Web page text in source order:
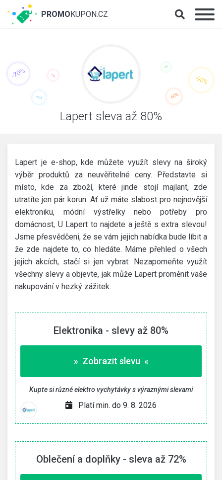
Lapert sleva až 80%
Lapert je e-shop, kde můžete využít slevy na široký
výběr produktů za neuvěřitelné ceny. Představte si
místo, kde za zboží, které jinde stojí majlant, zde
utratíte jen pár korun. Ať už máte slabost pro nejnovější
elektroniku, módní výstřelky nebo potřeby pro
domácnost, U Lapert to najdete a ještě s extra slevou!
Jsme přesvědčeni, že se vám jejich nabídka bude líbit a
že zde najdete to, co hledáte. Máme přehled o všech
jejich akcích, stačí si jen vybrat. Nezapomeňte využít
všechny slevy a objevte, jak může Lapert proměnit vaše
nakupování v hezký zážitek.
Elektronika - slevy až 80%
» Zobrazit slevu «
Kupte si různé elektro vychytávky s výraznými slevami
Platí min. do 9. 8. 2026
Oblečení a doplňky - sleva až 72%
PROMOKUPON.CZ